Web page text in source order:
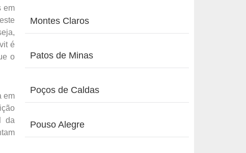
em
é
o
em
da
Montes Claros
Patos de Minas
Poços de Caldas
Pouso Alegre